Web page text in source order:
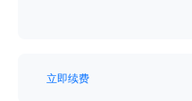
立即续费